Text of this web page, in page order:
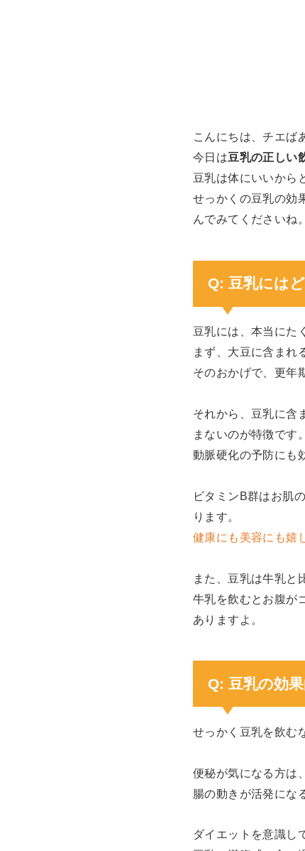
こんにちは、チエば
今日は豆乳の正しい
豆乳は体にいいから
せっかくの豆乳の効
んでみてくださいね。
Q: 豆乳には
豆乳には、本当にた
まず、大豆に含まれ
そのおかげで、更年
それから、豆乳に含
まないのが特徴です。
動脈硬化の予防にも
ビタミンB群はお肌
ります。
健康にも美容にも嬉
また、豆乳は牛乳と
牛乳を飲むとお腹が
ありますよ。
Q: 豆乳の効
せっかく豆乳を飲む
便秘が気になる方は
腸の動きが活発にな
ダイエットを意識し